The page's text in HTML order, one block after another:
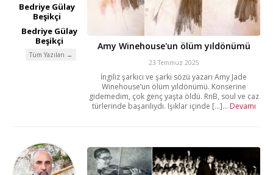
Bedriye Gülay
Beşikçi
Bedriye Gülay
Beşikçi
Tüm Yazıları →
Amy Winehouse'un ölüm yıldönümü
23 Temmuz 2025
İngiliz şarkıcı ve şarkı sözü yazarı Amy Jade
Winehouse’un ölüm yıldönümü. Konserine
gidemedim, çok genç yaşta öldü. RnB, soul ve caz
türlerinde başarılıydı. Işıklar içinde [...]... Devamı